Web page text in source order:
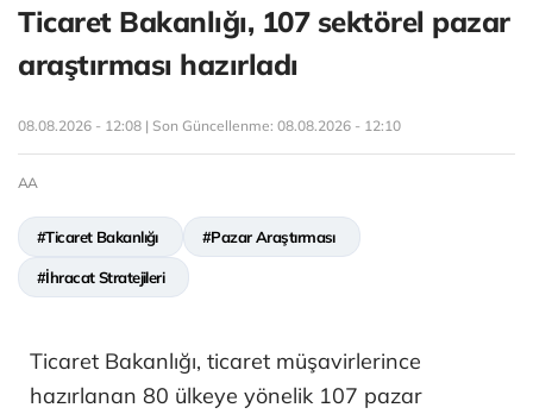
Ticaret Bakanlığı, 107 sektörel pazar
araştırması hazırladı
08.08.2026 - 12:08 | Son Güncellenme: 08.08.2026 - 12:10
AA
#Ticaret Bakanlığı #Pazar Araştırması
#İhracat Stratejileri
Ticaret Bakanlığı, ticaret müşavirlerince
hazırlanan 80 ülkeye yönelik 107 pazar